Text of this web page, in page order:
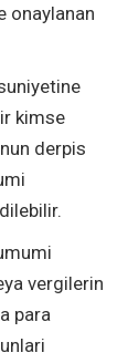
onaylanan
kimse
derpis
vergilerin
para